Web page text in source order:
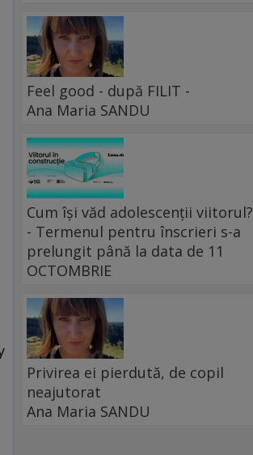
Feel good - după FILIT -
Ana Maria SANDU
Cum își văd adolescenții viitorul?
- Termenul pentru înscrieri s-a
prelungit până la data de 11
OCTOMBRIE
Privirea ei pierdută, de copil
neajutorat
Ana Maria SANDU